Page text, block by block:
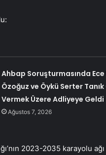
Ahbap Soruşturmasında
Özoğuz ve Öykü Serter
Vermek Üzere Adliyeye Geldi
Ağustos 7, 2026
2023-2035 karayolu